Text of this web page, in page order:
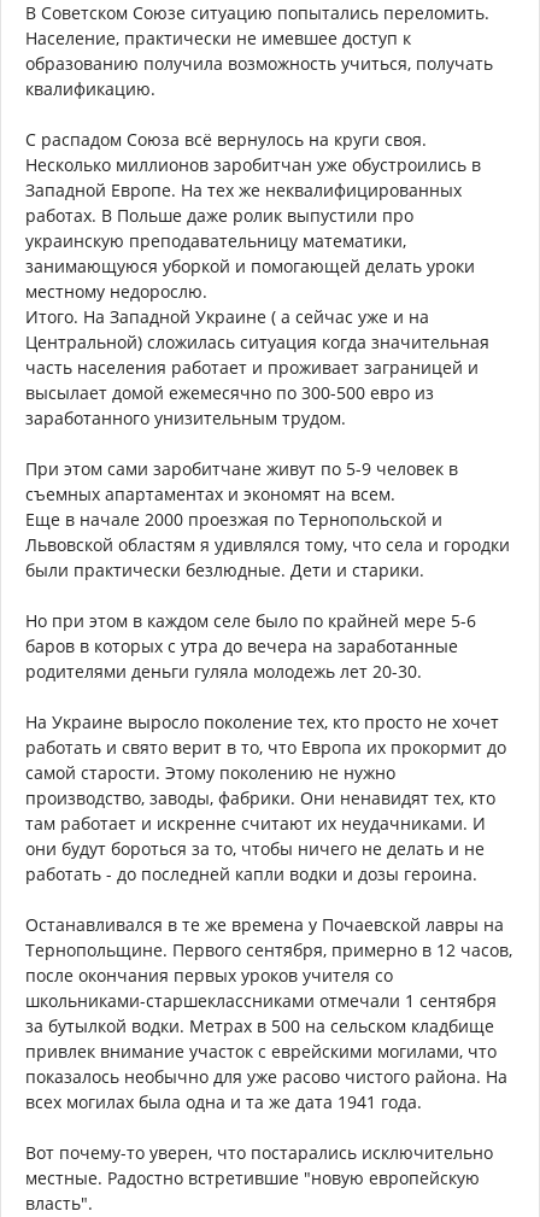
В Советском Союзе ситуацию попытались переломить.
Население, практически не имевшее доступ к
образованию получила возможность учиться, получать
квалификацию.
С распадом Союза всё вернулось на круги своя.
Несколько миллионов заробитчан уже обустроились в
Западной Европе. На тех же неквалифицированных
работах. В Польше даже ролик выпустили про
украинскую преподавательницу математики,
занимающуюся уборкой и помогающей делать уроки
местному недорослю.
Итого. На Западной Украине ( а сейчас уже и на
Центральной) сложилась ситуация когда значительная
часть населения работает и проживает заграницей и
высылает домой ежемесячно по 300-500 евро из
заработанного унизительным трудом.
При этом сами заробитчане живут по 5-9 человек в
съемных апартаментах и экономят на всем.
Еще в начале 2000 проезжая по Тернопольской и
Львовской областям я удивлялся тому, что села и городки
были практически безлюдные. Дети и старики.
Но при этом в каждом селе было по крайней мере 5-6
баров в которых с утра до вечера на заработанные
родителями деньги гуляла молодежь лет 20-30.
На Украине выросло поколение тех, кто просто не хочет
работать и свято верит в то, что Европа их прокормит до
самой старости. Этому поколению не нужно
производство, заводы, фабрики. Они ненавидят тех, кто
там работает и искренне считают их неудачниками. И
они будут бороться за то, чтобы ничего не делать и не
работать - до последней капли водки и дозы героина.
Останавливался в те же времена у Почаевской лавры на
Тернопольщине. Первого сентября, примерно в 12 часов,
после окончания первых уроков учителя со
школьниками-старшеклассниками отмечали 1 сентября
за бутылкой водки. Метрах в 500 на сельском кладбище
привлек внимание участок с еврейскими могилами, что
показалось необычно для уже расово чистого района. На
всех могилах была одна и та же дата 1941 года.
Вот почему-то уверен, что постарались исключительно
местные. Радостно встретившие "новую европейскую
власть".